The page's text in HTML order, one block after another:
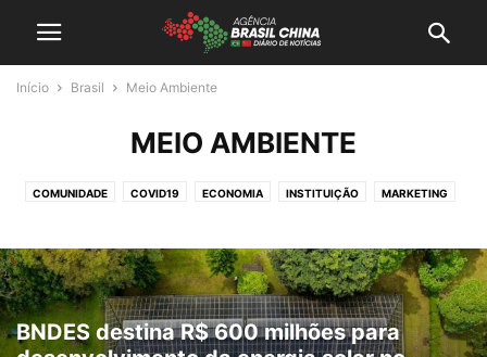
Início Brasil Meio Ambiente
MEIO AMBIENTE
COMUNIDADE COVID19 ECONOMIA INSTITUIÇÃO MARKETING
TECNOLOGIA TURISMO
BNDES destina R$ 600 milhões para